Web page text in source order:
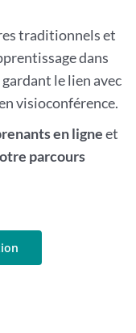
traditionnels et
dans
le lien avec
visioconférence.
en ligneet
parcours